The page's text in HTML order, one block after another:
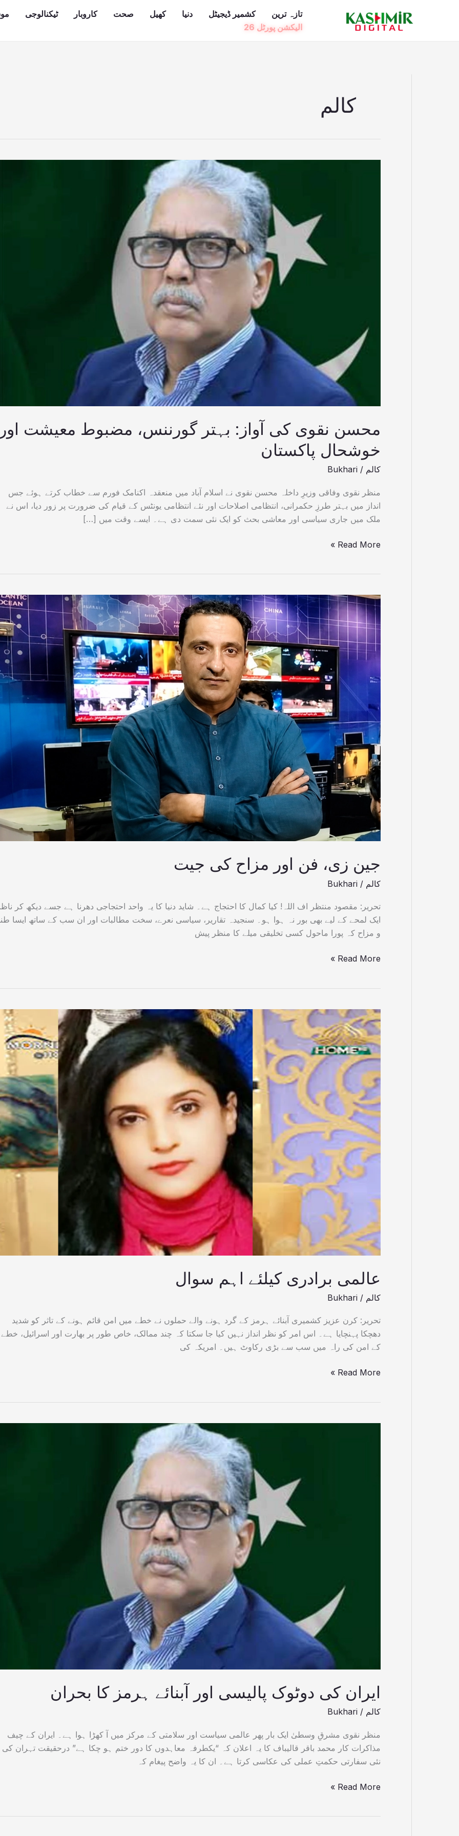
تازہ ترین کشمیر ڈیجیٹل دنیا کھیل صحت کاروبار ٹیکنالوجی
الیکشن پورٹل 26
کالم
محسن نقوی کی آواز: بہتر گورننس، مضبوط معیشت
خوشحال پاکستان
کالم /
Bukhari
منظر نقوی وفاقی وزیرِ داخلہ محسن نقوی نے اسلام آباد میں منعقدہ اکنامک فورم سے خطاب کرتے ہوئے جس
انداز میں بہتر طرزِ حکمرانی، انتظامی اصلاحات اور نئے انتظامی یونٹس کے قیام کی ضرورت پر زور دیا، اس نے
ملک میں جاری سیاسی اور معاشی بحث کو ایک نئی سمت دی ہے۔ ایسے وقت میں […]
Read More »
جین زی، فن اور مزاح کی جیت
کالم /
Bukhari
تحریر: مقصود منتظر اف اللہ! کیا کمال کا احتجاج ہے۔ شاید دنیا کا یہ واحد احتجاجی دھرنا ہے جسے دیکھ کر
ایک لمحے کے لیے بھی بور نہ ہوا ہو۔ سنجیدہ تقاریر، سیاسی نعرے، سخت مطالبات اور ان سب کے ساتھ ایسا
و مزاح کہ پورا ماحول کسی تخلیقی میلے کا منظر پیش
جین
زی،
فن
اور
مزاح
کی
جیت
Read More »
عالمی برادری کیلئے اہم سوال
کالم /
Bukhari
تحریر: کرن عزیز کشمیری آبنائے ہرمز کے گرد ہونے والے حملوں نے خطے میں امن قائم ہونے کے تاثر کو شدید
دھچکا پہنچایا ہے۔ اس امر کو نظر انداز نہیں کیا جا سکتا کہ چند ممالک، خاص طور پر بھارت اور اسرائیل، خطے
کے امن کی راہ میں سب سے بڑی رکاوٹ ہیں۔ امریکہ کی
عالمی
برادری
کیلئے
اہم
سوال
Read More »
ایران کی دوٹوک پالیسی اور آبنائے ہرمز کا بحران
کالم /
Bukhari
منظر نقوی مشرقِ وسطیٰ ایک بار پھر عالمی سیاست اور سلامتی کے مرکز میں آ کھڑا ہوا ہے۔ ایران کے چیف
مذاکرات کار محمد باقر قالیباف کا یہ اعلان کہ “یکطرفہ معاہدوں کا دور ختم ہو چکا ہے” درحقیقت تہران کی
نئی سفارتی حکمتِ عملی کی عکاسی کرتا ہے۔ ان کا یہ واضح پیغام کہ
Read More »